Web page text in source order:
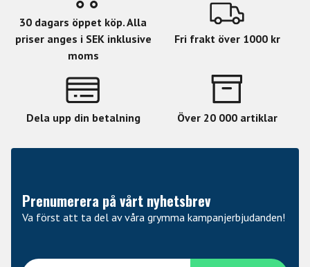
30 dagars öppet köp. Alla
priser anges i SEK inklusive
moms
Fri frakt över 1000 kr
Dela upp din betalning Över 20 000 artiklar
Prenumerera på vårt nyhetsbrev
Va först att ta del av våra grymma kampanjerbjudanden!